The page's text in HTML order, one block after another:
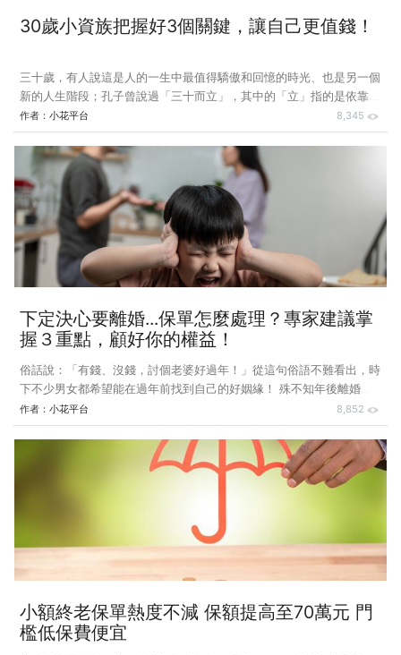
30歲小資族把握好3個關鍵，讓自己更值錢！
三十歲，有人說這是人的一生中最值得驕傲和回憶的時光、也是另一個
新的人生階段；孔子曾說過「三十而立」，其中的「立」指的是依靠自
己的本事獨力承擔起應承受的責任，並確認好自己的人生目標，也就是
到了三十歲，應該是要能夠坦然面對一切的時候了！就如同熱播陸劇
《三十而已》劇中的經典台詞：「我們現在才三十歲，人生的半場還沒
過完呢！」、「生活的本質就是千難之後還有萬難。」、「三十歲的機
遇，抓住了就立住了；抓不住還不明白的，就一路下坡而去了。」
……，可見三十歲是人生中相當重要的關鍵時刻，小花平台提醒，如果
你不是富二代、凡事都需要靠自己，建議最好在三十歲前規劃好自己的
作者： 小花平台 8,345
下定決心要離婚...保單怎麼處理？專家建議掌
握３重點，顧好你的權益！
俗話說：「有錢、沒錢，討個老婆好過年！」從這句俗語不難看出，時
下不少男女都希望能在過年前找到自己的好姻緣！ 殊不知年後離婚的
案例並不少見，其中不乏因為過年時間夫妻相聚時間拉長，無形中也增
加了彼此爭吵的機率，積累已久的婚姻、家庭問題全都攤在陽光底下，
加深了彼此之間的隔閡，進而造成分離。對於離婚一事，小花平台保險
顧問提醒，千萬不要一時衝動就要離婚，最好能給對方多一點喘息的空
間，「等到兩人都冷靜下來再做決定也不遲……」；然而，如果在做了
作者： 小花平台 8,852
小額終老保單熱度不減 保額提高至70萬元 門
檻低保費便宜